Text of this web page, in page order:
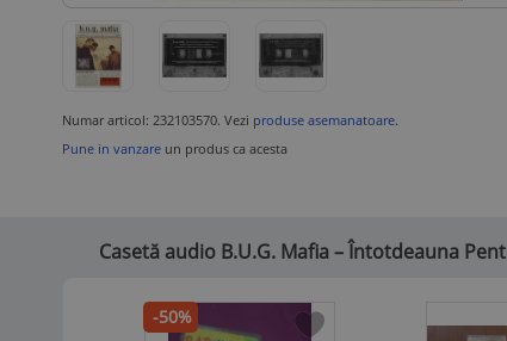
Numar articol: 232103570. Vezi produse asemanatoare.
Pune in vanzare un produs ca acesta
Casetă audio B.U.G. Mafia – Întotdeauna
-50%